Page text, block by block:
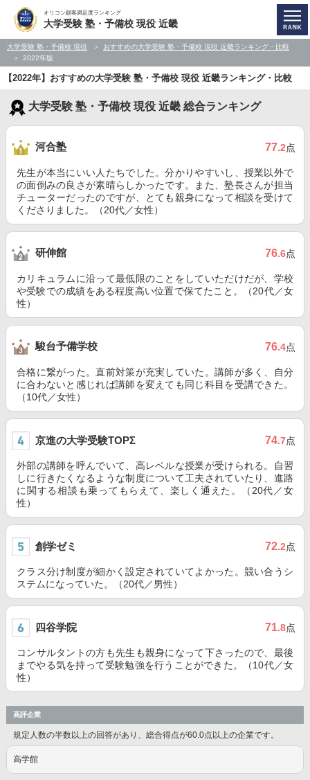
オリコン顧客満足度ランキング
大学受験 塾・予備校 現役 近畿
大学受験 塾・予備校 現役
おすすめの大学受験 塾・予備校 現役 近畿ランキング・比較
2022年版
【2022年】おすすめの大学受験 塾・予備校 現役 近畿ランキング・比較
大学受験 塾・予備校 現役 近畿 総合ランキング
河合塾 77.2点
先生が本当にいい人たちでした。分かりやすいし、授業以外で
の面倒みの良さが素晴らしかったです。また、塾長さんが担当
チューターだったのですが、とても親身になって相談を受けて
くださりました。（20代／女性）
研伸館 76.6点
カリキュラムに沿って最低限のことをしていただけだが、学校
や受験での成績をある程度高い位置で保てたこと。（20代／女
性）
駿台予備学校 76.4点
合格に繋がった。直前対策が充実していた。講師が多く、自分
に合わないと感じれば講師を変えても同じ科目を受講できた。
（10代／女性）
京進の大学受験TOPΣ 74.7点
外部の講師を呼んでいて、高レベルな授業が受けられる。自習
しに行きたくなるような制度について工夫されていたり、進路
に関する相談も乗ってもらえて、楽しく通えた。（20代／女
性）
創学ゼミ 72.2点
クラス分け制度が細かく設定されていてよかった。競い合うシ
ステムになっていた。（20代／男性）
四谷学院 71.8点
コンサルタントの方も先生も親身になって下さったので、最後
までやる気を持って受験勉強を行うことができた。（10代／女
性）
高評企業
規定人数の半数以上の回答があり、総合得点が60.0点以上の企業です。
高学館